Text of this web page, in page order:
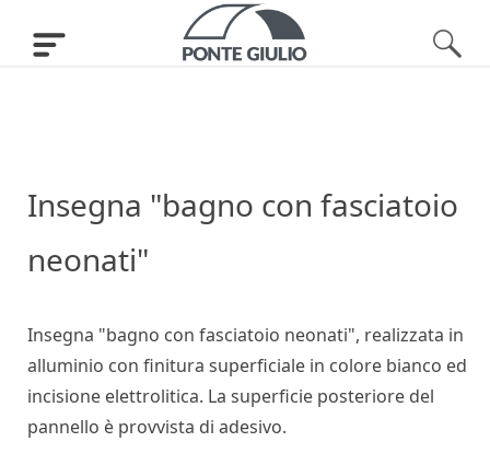
Insegna "bagno con fasciatoio
neonati"
Insegna "bagno con fasciatoio neonati", realizzata in
alluminio con finitura superficiale in colore bianco ed
incisione elettrolitica. La superficie posteriore del
pannello è provvista di adesivo.